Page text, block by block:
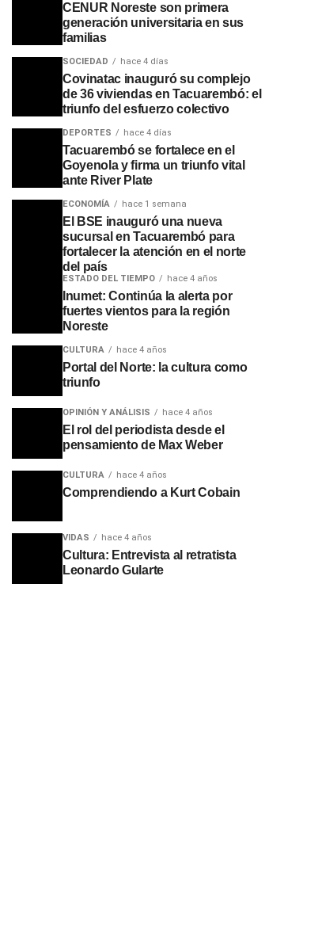
CENUR Noreste son primera
generación universitaria en sus
familias
SOCIEDAD hace 4 días
Covinatac inauguró su complejo
de 36 viviendas en Tacuarembó: el
triunfo del esfuerzo colectivo
DEPORTES hace 4 días
Tacuarembó se fortalece en el
Goyenola y firma un triunfo vital
ante River Plate
ECONOMÍA hace 1 semana
El BSE inauguró una nueva
sucursal en Tacuarembó para
fortalecer la atención en el norte
del país
ESTADO DEL TIEMPO hace 4 años
Inumet: Continúa la alerta por
fuertes vientos para la región
Noreste
CULTURA hace 4 años
Portal del Norte: la cultura como
triunfo
OPINIÓN Y ANÁLISIS hace 4 años
El rol del periodista desde el
pensamiento de Max Weber
CULTURA hace 4 años
Comprendiendo a Kurt Cobain
VIDAS hace 4 años
Cultura: Entrevista al retratista
Leonardo Gularte